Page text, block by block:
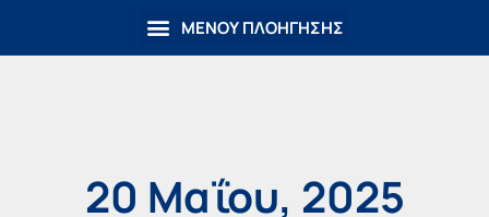
20 Μαΐου, 2025